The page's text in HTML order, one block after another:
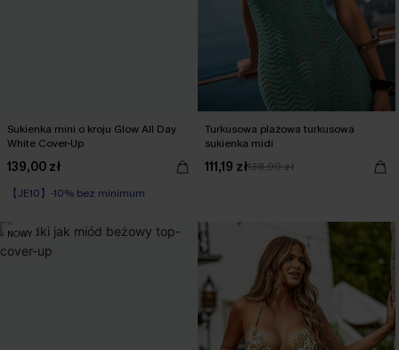
Sukienka mini o kroju Glow All Day
White Cover-Up
139,00 zł
【JE10】-10% bez minimum
Turkusowa plażowa turkusowa
sukienka midi
111,19 zł138,99 zł
NOWY